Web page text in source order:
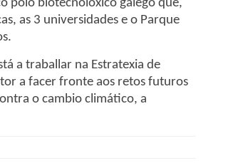
polo biotecnolóxico galego que,
as 3 universidades e o Parque
a traballar na Estratexia de
a facer fronte aos retos futuros
o cambio climático, a